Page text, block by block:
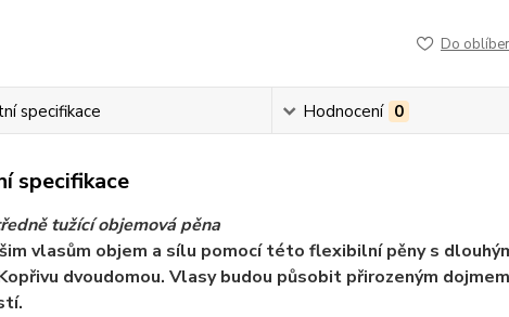
Do
specifikace Hodnocení 0
specifikace
tužící objemová pěna
vlasům objem a sílu pomocí této flexibilní pěny s
dvoudomou. Vlasy budou působit přirozeným